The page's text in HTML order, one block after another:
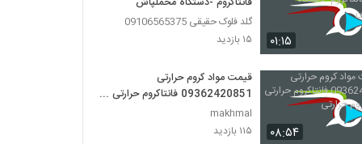
۰۱:۱۵
گلد فلوک حقیقی 09106565375
۱۵ بازدید
۰۸:۵۴
قیمت مواد کروم حرارتی
09362420851 فانتاکروم حرارتی
فرمول کروم حرارتی
makhmal
۱۱۵ بازدید